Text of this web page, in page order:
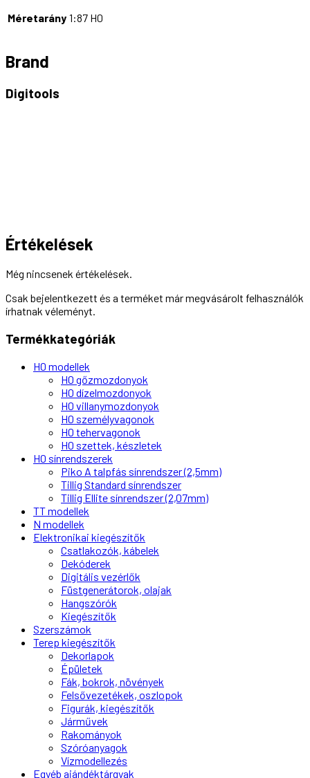
Méretarány 1:87 H0
Brand
Digitools
Értékelések
Még nincsenek értékelések.
Csak bejelentkezett és a terméket már megvásárolt felhasználók
írhatnak véleményt.
Termékkategóriák
H0 modellek
H0 gőzmozdonyok
H0 dízelmozdonyok
H0 villanymozdonyok
H0 személyvagonok
H0 tehervagonok
H0 szettek, készletek
H0 sínrendszerek
Piko A talpfás sínrendszer (2,5mm)
Tillig Standard sínrendszer
Tillig Ellite sínrendszer (2,07mm)
TT modellek
N modellek
Elektronikai kiegészítők
Csatlakozók, kábelek
Dekóderek
Digitális vezérlők
Füstgenerátorok, olajak
Hangszórók
Kiegészítők
Szerszámok
Terep kiegészítők
Dekorlapok
Épületek
Fák, bokrok, növények
Felsővezetékek, oszlopok
Figurák, kiegészítők
Járművek
Rakományok
Szóróanyagok
Vízmodellezés
Egyéb ajándéktárgyak